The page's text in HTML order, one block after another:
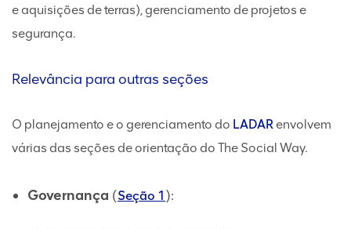
e aquisições de terras), gerenciamento de projetos e
segurança.
Relevância para outras seções
O planejamento e o gerenciamento do LADARenvolvem
várias das seções de orientação do The Social Way.
Governança (Seção 1 ):